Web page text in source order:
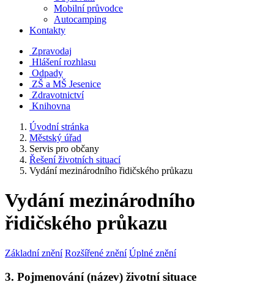
Mobilní průvodce
Autocamping
Kontakty
Zpravodaj
Hlášení rozhlasu
Odpady
ZŠ a MŠ Jesenice
Zdravotnictví
Knihovna
Úvodní stránka
Městský úřad
Servis pro občany
Řešení životních situací
Vydání mezinárodního řidičského průkazu
Vydání mezinárodního
řidičského průkazu
Základní znění Rozšířené znění Úplné znění
3. Pojmenování (název) životní situace